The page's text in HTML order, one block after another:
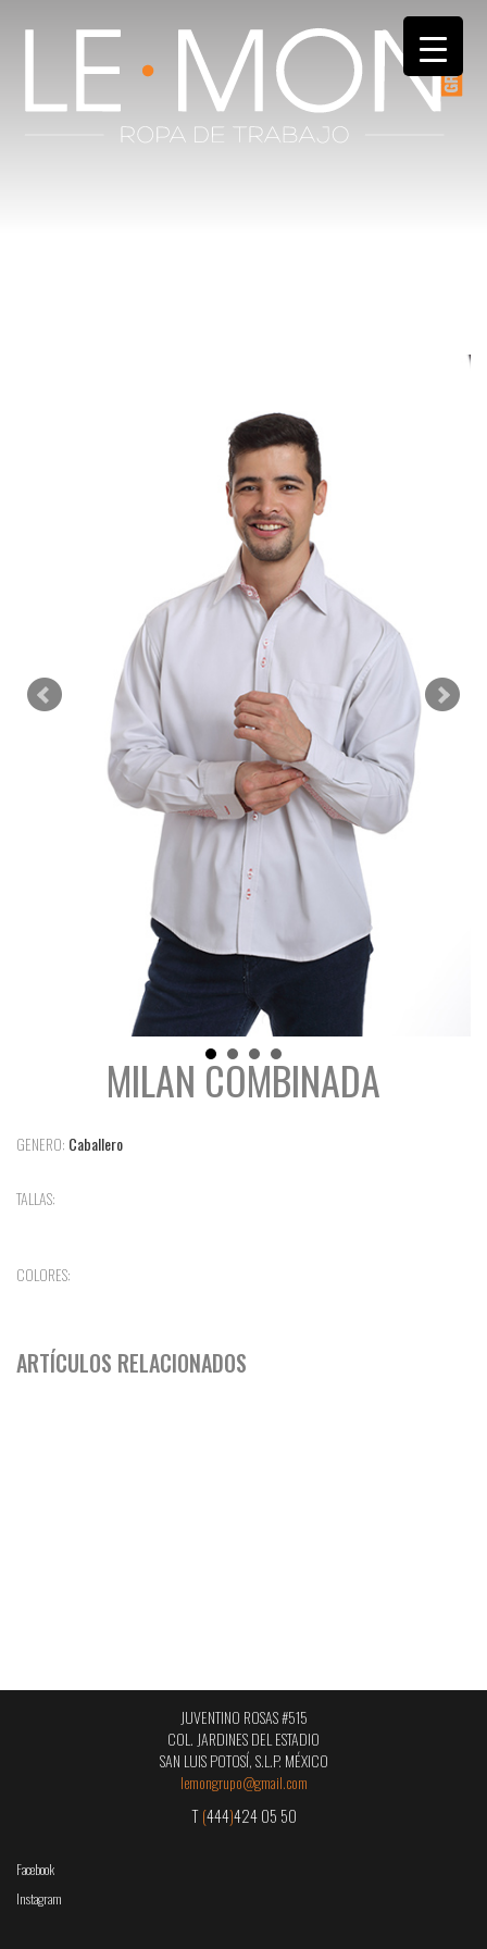
MILAN COMBINADA
GENERO: Caballero
TALLAS:
COLORES:
ARTÍCULOS RELACIONADOS
JUVENTINO ROSAS #515
COL. JARDINES DEL ESTADIO
SAN LUIS POTOSÍ, S.L.P. MÉXICO
lemongrupo@gmail.com
T(444)424 05 50
Facebook
Instagram